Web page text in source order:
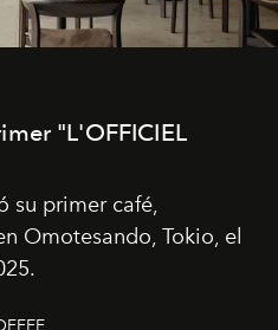
"L'OFFICIEL
su primer café,
Omotesando, Tokio, el